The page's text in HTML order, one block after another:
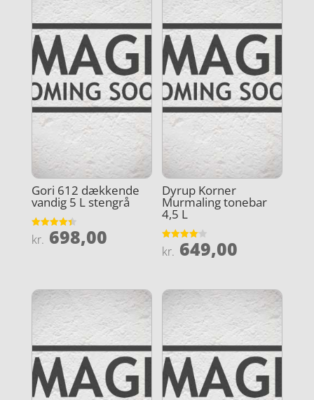
Gori 612 dækkende
vandig 5 L stengrå
Vurderet
4.4
kr. 698,00
Dyrup Korner
Murmaling tonebar
4,5 L
Vurderet
4.1
kr. 649,00